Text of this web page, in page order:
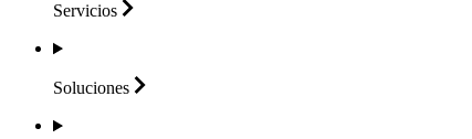
Servicios
Soluciones